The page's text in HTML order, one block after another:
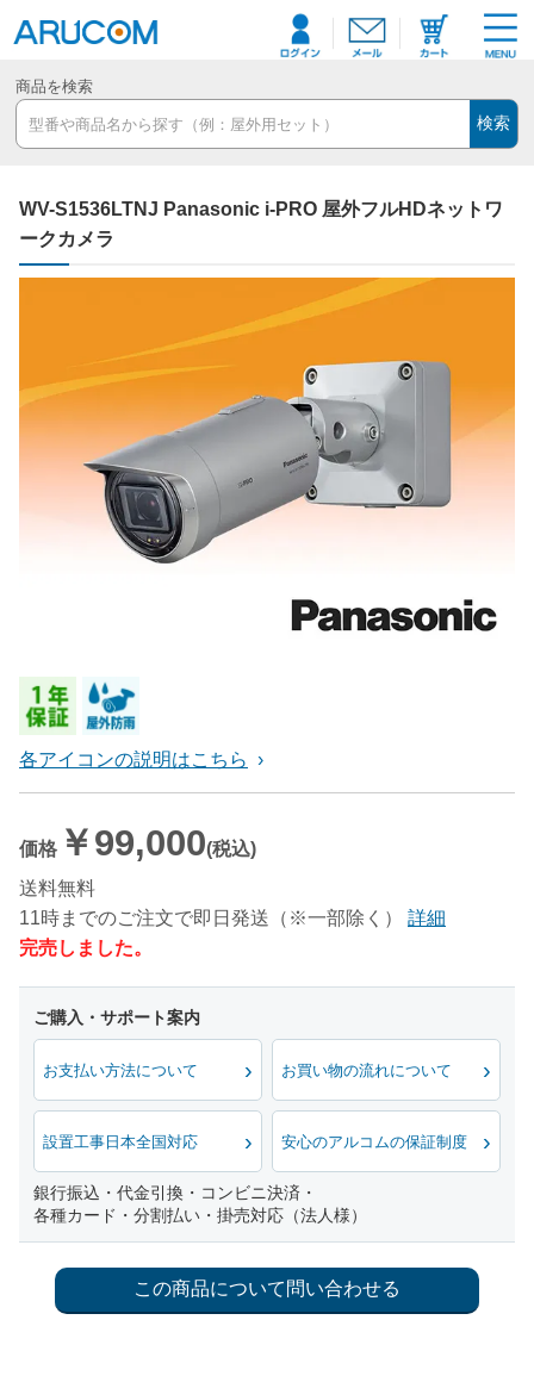
商品を検索
検索
WV-S1536LTNJ Panasonic i-PRO 屋外フルHDネットワ
ークカメラ
各アイコンの説明はこちら
価格 ￥99,000(税込)
送料無料
11時までのご注文で即日発送（※一部除く）
詳細
完売しました。
お支払い方法について お買い物の流れについて
設置工事日本全国対応 安心のアルコムの保証制度
銀行振込・代金引換・コンビニ決済・
各種カード・分割払い・掛売対応（法人様）